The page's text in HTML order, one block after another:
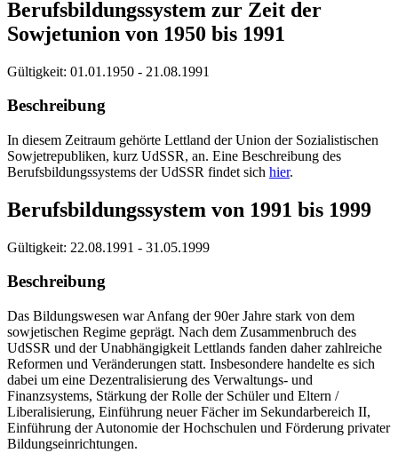
Berufsbildungssystem zur Zeit der
Sowjetunion von 1950 bis 1991
Gültigkeit: 01.01.1950 - 21.08.1991
Beschreibung
In diesem Zeitraum gehörte Lettland der Union der Sozialistischen
Sowjetrepubliken, kurz UdSSR, an. Eine Beschreibung des
Berufsbildungssystems der UdSSR findet sich hier.
Berufsbildungssystem von 1991 bis 1999
Gültigkeit: 22.08.1991 - 31.05.1999
Beschreibung
Das Bildungswesen war Anfang der 90er Jahre stark von dem
sowjetischen Regime geprägt. Nach dem Zusammenbruch des
UdSSR und der Unabhängigkeit Lettlands fanden daher zahlreiche
Reformen und Veränderungen statt. Insbesondere handelte es sich
dabei um eine Dezentralisierung des Verwaltungs- und
Finanzsystems, Stärkung der Rolle der Schüler und Eltern /
Liberalisierung, Einführung neuer Fächer im Sekundarbereich II,
Einführung der Autonomie der Hochschulen und Förderung privater
Bildungseinrichtungen.